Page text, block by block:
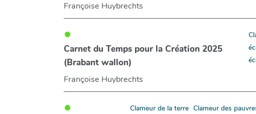
Françoise Huybrechts
Carnet du Temps pour la Création 2025
(Brabant wallon)
Françoise Huybrechts
Clameur de la terre Clameur des